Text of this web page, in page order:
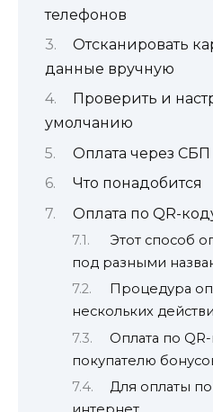
телефонов
Отсканировать
данные вручную
Проверить и
умолчанию
Оплата через СБП
Что понадобится
Оплата по QR-
Этот способ
под разными
Процедура
нескольких
Оплата по
покупателю
Для оплаты